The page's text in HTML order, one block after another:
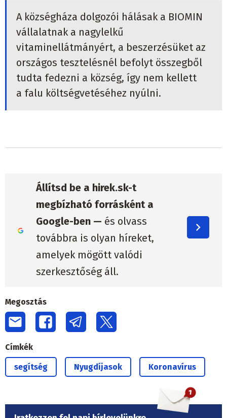
A községháza dolgozói hálásak a BIOMIN
vállalatnak a nagylelkű
vitaminellátmányért, a beszerzésüket az
országos tesztelésnél befolyt összegből
tudta fedezni a község, így nem kellett
a falu költségvetéséhez nyúlni.
Állítsd be a hirek.sk-t
megbízható forrásként a
Google-ben — és olvass
továbbra is olyan híreket,
amelyek mögött valódi
szerkesztőség áll.
Megosztás
Címkék
segítség Nyugdíjasok Koronavírus